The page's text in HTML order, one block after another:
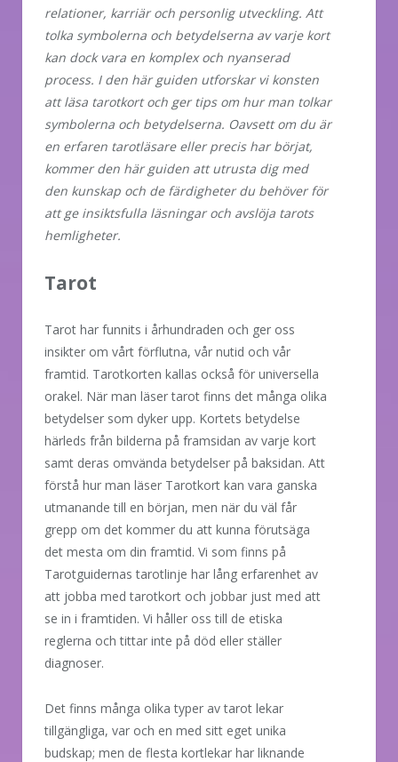
relationer, karriär och personlig utveckling. Att
tolka symbolerna och betydelserna av varje kort
kan dock vara en komplex och nyanserad
process. I den här guiden utforskar vi konsten
att läsa tarotkort och ger tips om hur man tolkar
symbolerna och betydelserna. Oavsett om du är
en erfaren tarotläsare eller precis har börjat,
kommer den här guiden att utrusta dig med
den kunskap och de färdigheter du behöver för
att ge insiktsfulla läsningar och avslöja tarots
hemligheter.
Tarot
Tarot har funnits i århundraden och ger oss
insikter om vårt förflutna, vår nutid och vår
framtid. Tarotkorten kallas också för universella
orakel. När man läser tarot finns det många olika
betydelser som dyker upp. Kortets betydelse
härleds från bilderna på framsidan av varje kort
samt deras omvända betydelser på baksidan. Att
förstå hur man läser Tarotkort kan vara ganska
utmanande till en början, men när du väl får
grepp om det kommer du att kunna förutsäga
det mesta om din framtid. Vi som finns på
Tarotguidernas tarotlinje har lång erfarenhet av
att jobba med tarotkort och jobbar just med att
se in i framtiden. Vi håller oss till de etiska
reglerna och tittar inte på död eller ställer
diagnoser.
Det finns många olika typer av tarot lekar
tillgängliga, var och en med sitt eget unika
budskap; men de flesta kortlekar har liknande